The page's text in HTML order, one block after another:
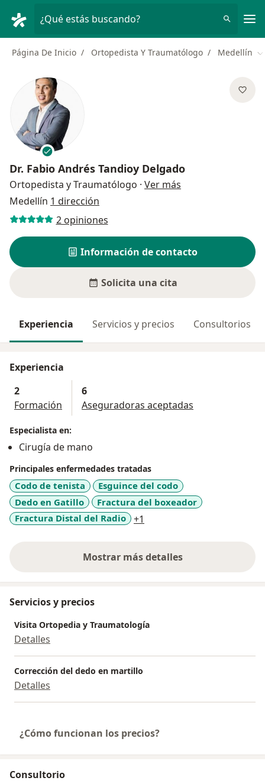
¿Qué estás buscando?
Página De Inicio Ortopedista Y Traumatólogo Medellín
Dr. Fabio Andrés Tandioy Delgado
Ortopedista y Traumatólogo · Ver más
Medellín 1 dirección
2 opiniones
Información de contacto
Solicita una cita
Experiencia Servicios y precios Consultorios
Experiencia
2
Formación
6
Aseguradoras aceptadas
Especialista en:
Cirugía de mano
Principales enfermedades tratadas
Codo de tenista
Esguince del codo
Dedo en Gatillo
Fractura del boxeador
Fractura Distal del Radio
+1
Mostrar más detalles
sobre la experiencia
Servicios y precios
Visita Ortopedia y Traumatología
Detalles
Corrección del dedo en martillo
Detalles
¿Cómo funcionan los precios?
Consultorio